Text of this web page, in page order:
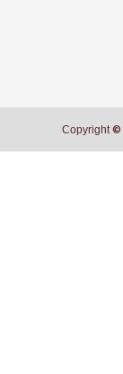
Copyright ©